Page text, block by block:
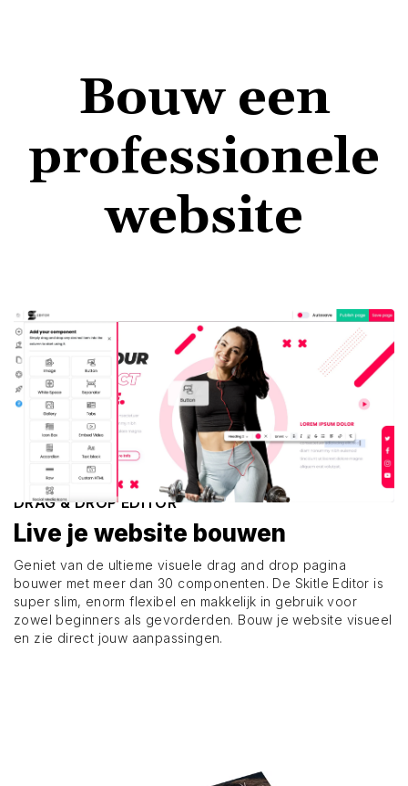
Bouw een
professionele
website
DRAG & DROP EDITOR
Live je website bouwen
Geniet van de ultieme visuele drag and drop pagina
bouwer met meer dan 30 componenten. De Skitle Editor is
super slim, enorm flexibel en makkelijk in gebruik voor
zowel beginners als gevorderden. Bouw je website visueel
en zie direct jouw aanpassingen.